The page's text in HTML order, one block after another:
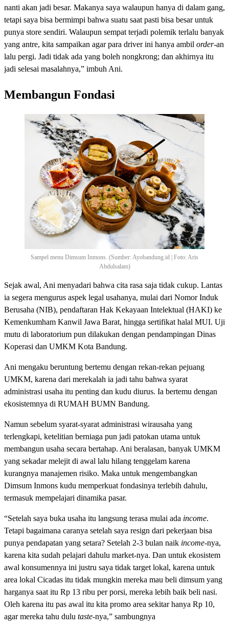
nanti akan jadi besar. Makanya saya walaupun hanya di dalam gang,
tetapi saya bisa bermimpi bahwa suatu saat pasti bisa besar untuk
punya store sendiri. Walaupun sempat terjadi polemik terlalu banyak
yang antre, kita sampaikan agar para driver ini hanya ambil order-an
lalu pergi. Jadi tidak ada yang boleh nongkrong; dan akhirnya itu
jadi selesai masalahnya,” imbuh Ani.
Membangun Fondasi
Sampel menu Dimsum Inmons. (Sumber: Ayobandung.id | Foto: Aris
Abdulsalam)
Sejak awal, Ani menyadari bahwa cita rasa saja tidak cukup. Lantas
ia segera mengurus aspek legal usahanya, mulai dari Nomor Induk
Berusaha (NIB), pendaftaran Hak Kekayaan Intelektual (HAKI) ke
Kemenkumham Kanwil Jawa Barat, hingga sertifikat halal MUI. Uji
mutu di laboratorium pun dilakukan dengan pendampingan Dinas
Koperasi dan UMKM Kota Bandung.
Ani mengaku beruntung bertemu dengan rekan-rekan pejuang
UMKM, karena dari merekalah ia jadi tahu bahwa syarat
administrasi usaha itu penting dan kudu diurus. Ia bertemu dengan
ekosistemnya di RUMAH BUMN Bandung.
Namun sebelum syarat-syarat administrasi wirausaha yang
terlengkapi, ketelitian berniaga pun jadi patokan utama untuk
membangun usaha secara bertahap. Ani beralasan, banyak UMKM
yang sekadar melejit di awal lalu hilang tenggelam karena
kurangnya manajemen risiko. Maka untuk mengembangkan
Dimsum Inmons kudu memperkuat fondasinya terlebih dahulu,
termasuk mempelajari dinamika pasar.
“Setelah saya buka usaha itu langsung terasa mulai ada income.
Tetapi bagaimana caranya setelah saya resign dari pekerjaan bisa
punya pendapatan yang setara? Setelah 2-3 bulan naik income-nya,
karena kita sudah pelajari dahulu market-nya. Dan untuk ekosistem
awal konsumennya ini justru saya tidak target lokal, karena untuk
area lokal Cicadas itu tidak mungkin mereka mau beli dimsum yang
harganya saat itu Rp 13 ribu per porsi, mereka lebih baik beli nasi.
Oleh karena itu pas awal itu kita promo area sekitar hanya Rp 10,
agar mereka tahu dulu taste-nya,” sambungnya